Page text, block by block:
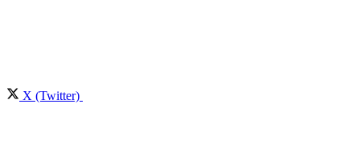
X (Twitter)